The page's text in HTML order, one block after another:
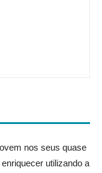
nos seus quase
utilizando a